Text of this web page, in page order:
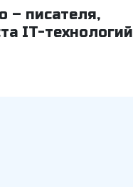
– писателя,
IT-технологий